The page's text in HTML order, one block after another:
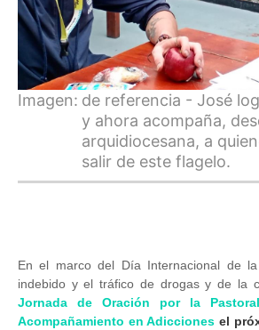
Imagen: de referencia - José
y ahora acompaña,
arquidiocesana, a
salir de este flagelo.
En el marco del Día Internacional de
indebido y el tráfico de drogas y de la
Jornada de Oración por la
Acompañamiento en Adiccionesel